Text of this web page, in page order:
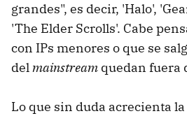
grandes", es decir, 'Halo',
'The Elder Scrolls'. Cabe
con IPs menores o que se
delmainstream quedan fuera
Lo que sin duda acrecienta